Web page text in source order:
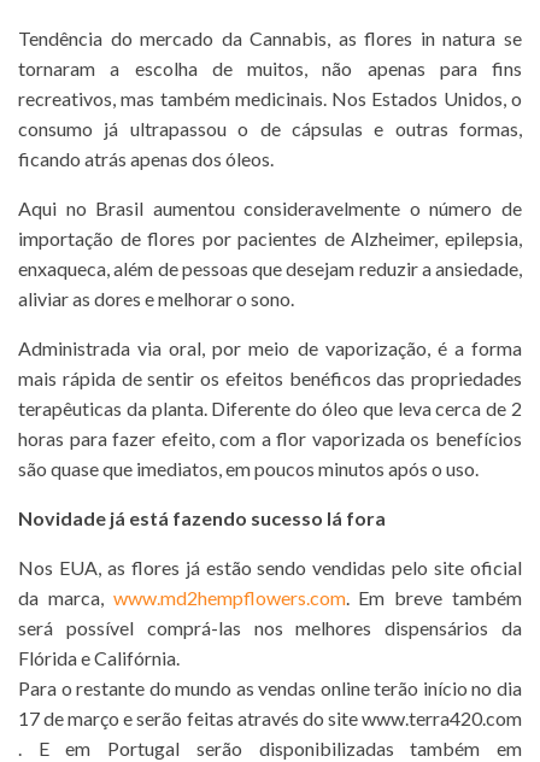
Tendência do mercado da Cannabis, as flores in natura se
tornaram a escolha de muitos, não apenas para fins
recreativos, mas também medicinais. Nos Estados Unidos, o
consumo já ultrapassou o de cápsulas e outras formas,
ficando atrás apenas dos óleos.
Aqui no Brasil aumentou consideravelmente o número de
importação de flores por pacientes de Alzheimer, epilepsia,
enxaqueca, além de pessoas que desejam reduzir a ansiedade,
aliviar as dores e melhorar o sono.
Administrada via oral, por meio de vaporização, é a forma
mais rápida de sentir os efeitos benéficos das propriedades
terapêuticas da planta. Diferente do óleo que leva cerca de 2
horas para fazer efeito, com a flor vaporizada os benefícios
são quase que imediatos, em poucos minutos após o uso.
Novidade já está fazendo sucesso lá fora
Nos EUA, as flores já estão sendo vendidas pelo site oficial
da marca, www.md2hempflowers.com. Em breve também
será possível comprá-las nos melhores dispensários da
Flórida e Califórnia.
Para o restante do mundo as vendas online terão início no dia
17 de março e serão feitas através do site www.terra420.com
. E em Portugal serão disponibilizadas também em